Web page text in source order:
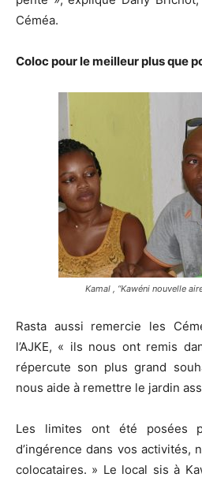
Céméa.
Coloc pour le meilleur plus que
Kamal , “Kawéni nouvelle
Rasta aussi remercie les
l’AJKE, « ils nous ont remis
répercute son plus grand
nous aide à remettre le jardin
Les limites ont été posées
d’ingérence dans vos activités,
colocataires. » Le local sis à